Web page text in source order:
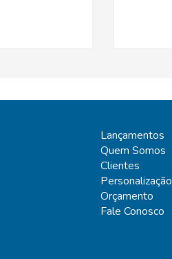
Lançamentos
Quem Somos
Clientes
Personalização
Orçamento
Fale Conosco